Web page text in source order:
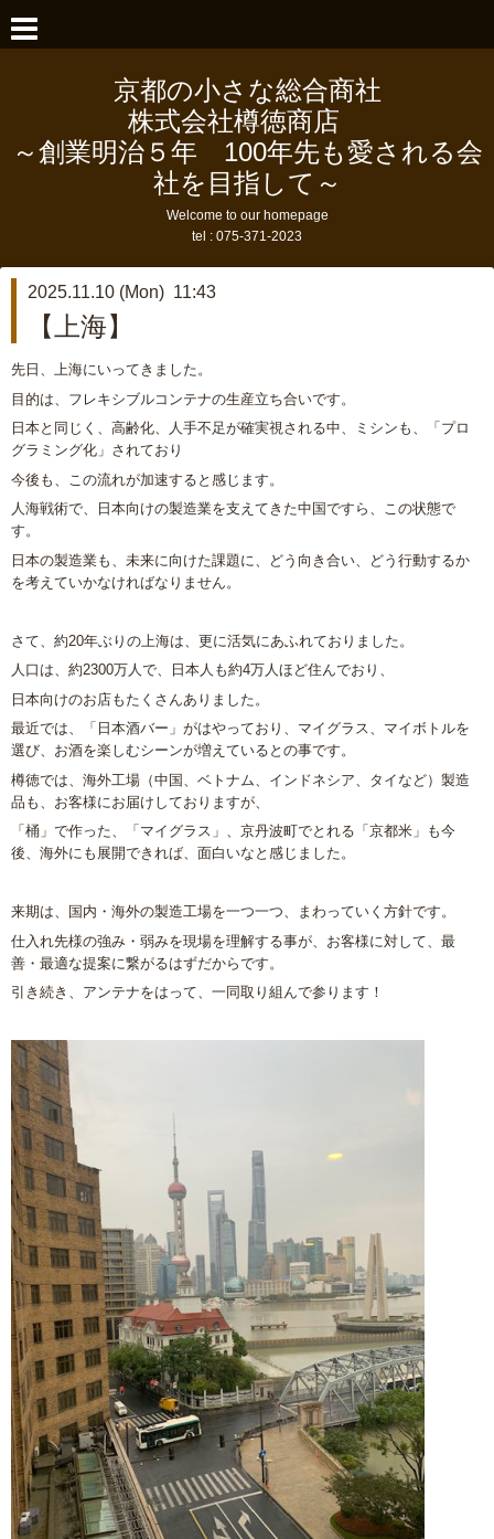
京都の小さな総合商社
株式会社樽徳商店
～創業明治５年 100年先も愛される会
社を目指して～
Welcome to our homepage
tel : 075-371-2023
2025.11.10 (Mon) 11:43
【上海】
先日、上海にいってきました。
目的は、フレキシブルコンテナの生産立ち合いです。
日本と同じく、高齢化、人手不足が確実視される中、ミシンも、「プロ
グラミング化」されており
今後も、この流れが加速すると感じます。
人海戦術で、日本向けの製造業を支えてきた中国ですら、この状態で
す。
日本の製造業も、未来に向けた課題に、どう向き合い、どう行動するか
を考えていかなければなりません。
さて、約20年ぶりの上海は、更に活気にあふれておりました。
人口は、約2300万人で、日本人も約4万人ほど住んでおり、
日本向けのお店もたくさんありました。
最近では、「日本酒バー」がはやっており、マイグラス、マイボトルを
選び、お酒を楽しむシーンが増えているとの事です。
樽徳では、海外工場（中国、ベトナム、インドネシア、タイなど）製造
品も、お客様にお届けしておりますが、
「桶」で作った、「マイグラス」、京丹波町でとれる「京都米」も今
後、海外にも展開できれば、面白いなと感じました。
来期は、国内・海外の製造工場を一つ一つ、まわっていく方針です。
仕入れ先様の強み・弱みを現場を理解する事が、お客様に対して、最
善・最適な提案に繋がるはずだからです。
引き続き、アンテナをはって、一同取り組んで参ります！